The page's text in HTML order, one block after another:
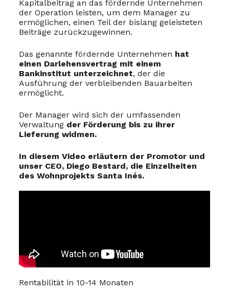
Kapitalbeitrag an das fördernde Unternehmen
der Operation leisten, um dem Manager zu
ermöglichen, einen Teil der bislang geleisteten
Beiträge zurückzugewinnen.
Das genannte fördernde Unternehmen hat
einen Darlehensvertrag mit einem
Bankinstitut unterzeichnet, der die
Ausführung der verbleibenden Bauarbeiten
ermöglicht.
Der Manager wird sich der umfassenden
Verwaltung der Förderung bis zu ihrer
Lieferung widmen.
In diesem Video erläutern der Promotor und
unser CEO, Diego Bestard, die Einzelheiten
des Wohnprojekts Santa Inés.
Rentabilität in 10-14 Monaten